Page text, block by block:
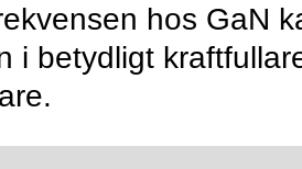
hos GaN
i betydligt